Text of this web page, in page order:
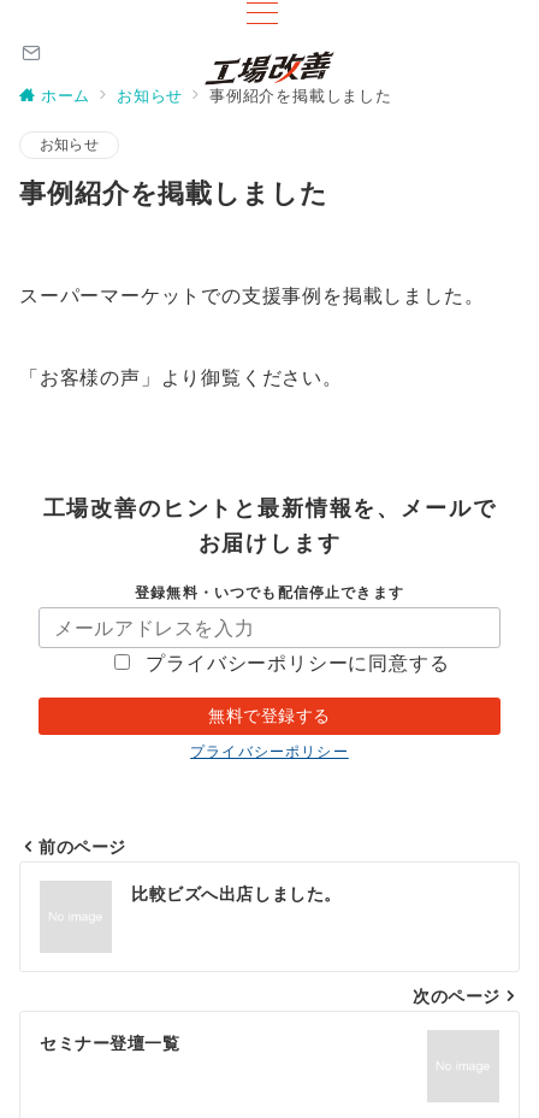
ホーム お知らせ 事例紹介を掲載しました
お知らせ
事例紹介を掲載しました
スーパーマーケットでの支援事例を掲載しました。
「お客様の声」より御覧ください。
工場改善のヒントと最新情報を、メールで
お届けします
登録無料・いつでも配信停止できます
プライバシーポリシーに同意する
プライバシーポリシー
投
ナ
ビ
ゲ
前のページ
比較ビズへ出店しました。
次のページ
セミナー登壇一覧